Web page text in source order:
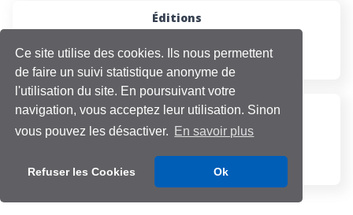
Ce site utilise des cookies. Ils nous permettent
de faire un suivi statistique anonyme de
l'utilisation du site. En poursuivant votre
navigation, vous acceptez leur utilisation. Sinon
vous pouvez les désactiver. En savoir plus
Refuser les Cookies Ok
Éditions
0
Collections :0
Participations
Évaluations :0
Discussions :